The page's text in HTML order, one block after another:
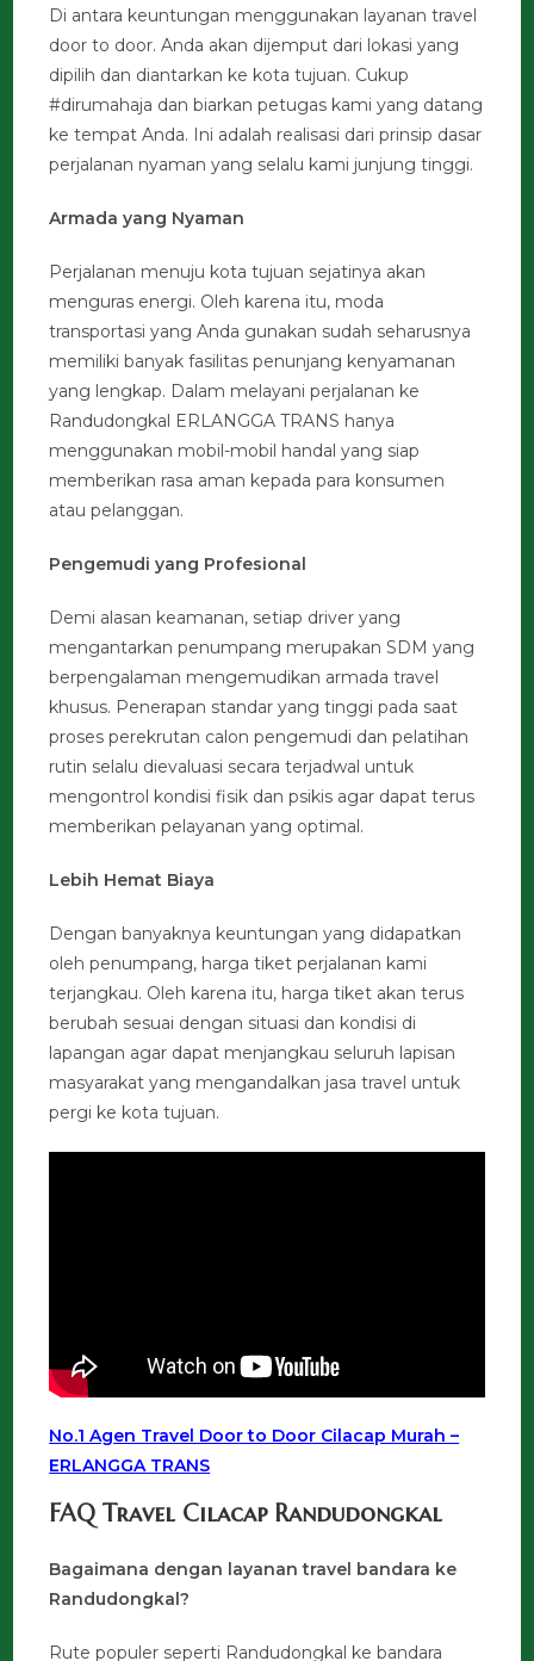
Di antara keuntungan menggunakan layanan travel
door to door. Anda akan dijemput dari lokasi yang
dipilih dan diantarkan ke kota tujuan. Cukup
#dirumahaja dan biarkan petugas kami yang datang
ke tempat Anda. Ini adalah realisasi dari prinsip dasar
perjalanan nyaman yang selalu kami junjung tinggi.
Armada yang Nyaman
Perjalanan menuju kota tujuan sejatinya akan
menguras energi. Oleh karena itu, moda
transportasi yang Anda gunakan sudah seharusnya
memiliki banyak fasilitas penunjang kenyamanan
yang lengkap. Dalam melayani perjalanan ke
Randudongkal ERLANGGA TRANS hanya
menggunakan mobil-mobil handal yang siap
memberikan rasa aman kepada para konsumen
atau pelanggan.
Pengemudi yang Profesional
Demi alasan keamanan, setiap driver yang
mengantarkan penumpang merupakan SDM yang
berpengalaman mengemudikan armada travel
khusus. Penerapan standar yang tinggi pada saat
proses perekrutan calon pengemudi dan pelatihan
rutin selalu dievaluasi secara terjadwal untuk
mengontrol kondisi fisik dan psikis agar dapat terus
memberikan pelayanan yang optimal.
Lebih Hemat Biaya
Dengan banyaknya keuntungan yang didapatkan
oleh penumpang, harga tiket perjalanan kami
terjangkau. Oleh karena itu, harga tiket akan terus
berubah sesuai dengan situasi dan kondisi di
lapangan agar dapat menjangkau seluruh lapisan
masyarakat yang mengandalkan jasa travel untuk
pergi ke kota tujuan.
No.1 Agen Travel Door to Door Cilacap Murah –
ERLANGGA TRANS
FAQ Travel Cilacap Randudongkal
Bagaimana dengan layanan travel bandara ke
Randudongkal?
Rute populer seperti Randudongkal ke bandara